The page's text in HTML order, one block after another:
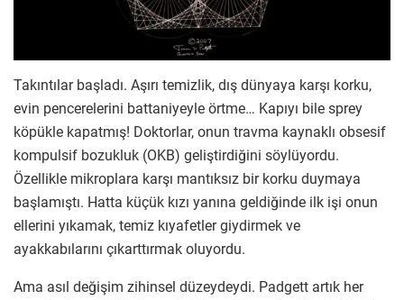
Takıntılar başladı. Aşırı temizlik, dış dünyaya karşı korku,
evin pencerelerini battaniyeyle örtme… Kapıyı bile sprey
köpükle kapatmış! Doktorlar, onun travma kaynaklı obsesif
kompulsif bozukluk (OKB) geliştirdiğini söylüyordu.
Özellikle mikroplara karşı mantıksız bir korku duymaya
başlamıştı. Hatta küçük kızı yanına geldiğinde ilk işi onun
ellerini yıkamak, temiz kıyafetler giydirmek ve
ayakkabılarını çıkarttırmak oluyordu.
Ama asıl değişim zihinsel düzeydeydi. Padgett artık her